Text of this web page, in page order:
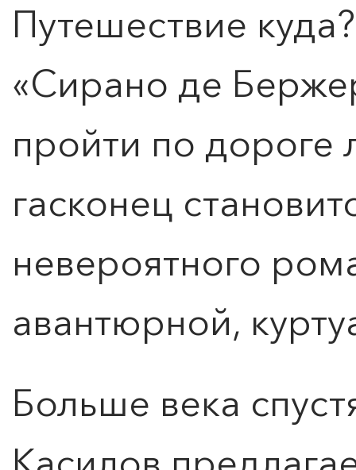
Путешествие
«Сирано де
пройти по дороге
гасконец
невероятного
авантюрной,
Больше века
КУПИТЬ БИЛЕТ